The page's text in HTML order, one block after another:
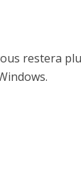
restera